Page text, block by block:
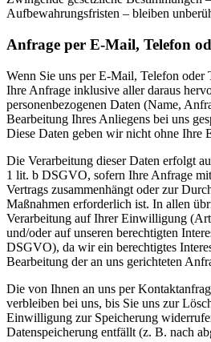
Aufbewahrungsfristen – bleiben
Anfrage per E-Mail, Telefon
Wenn Sie uns per E-Mail, Telefon oder
Ihre Anfrage inklusive aller daraus
personenbezogenen Daten (Name,
Bearbeitung Ihres Anliegens bei uns
Diese Daten geben wir nicht ohne Ihre
Die Verarbeitung dieser Daten erfolgt
1 lit. b DSGVO, sofern Ihre Anfrage
Vertrags zusammenhängt oder zur
Maßnahmen erforderlich ist. In allen
Verarbeitung auf Ihrer Einwilligung
und/oder auf unseren berechtigten
DSGVO), da wir ein berechtigtes
Bearbeitung der an uns gerichteten
Die von Ihnen an uns per
verbleiben bei uns, bis Sie uns zur
Einwilligung zur Speicherung
Datenspeicherung entfällt (z. B. nach